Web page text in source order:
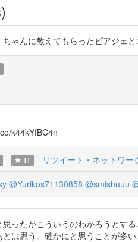
ゃんに教えてもらったピアジェ
k44kYfBC4n
11 リツイート・ネットワー
@Yurikos71130858 @smishuuu
ったがこういうのわかろうとす
は思う。確かにと思うことが多